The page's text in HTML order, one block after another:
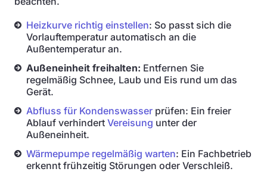
Heizkurve richtig einstellen: So passt sich die
Vorlauftemperatur automatisch an die
Außentemperatur an.
Außeneinheit freihalten: Entfernen Sie
regelmäßig Schnee, Laub und Eis rund um das
Gerät.
Abfluss für Kondenswasser prüfen: Ein freier
Ablauf verhindert Vereisung unter der
Außeneinheit.
Wärmepumpe regelmäßig warten: Ein Fachbetrieb
erkennt frühzeitig Störungen oder Verschleiß.